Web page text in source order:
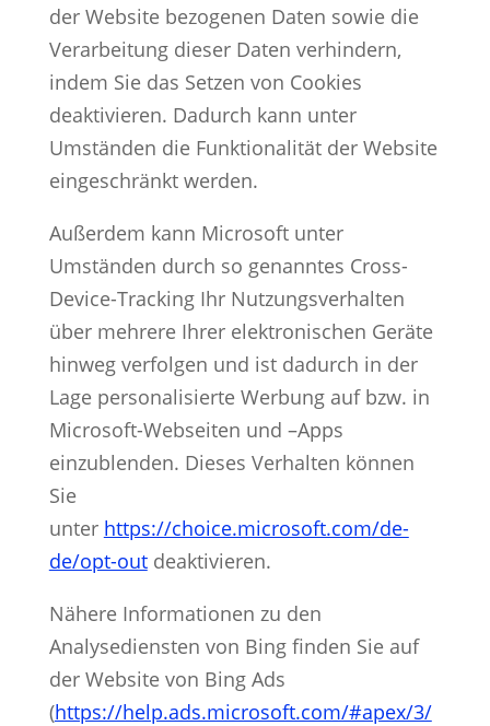
der Website bezogenen Daten sowie die
Verarbeitung dieser Daten verhindern,
indem Sie das Setzen von Cookies
deaktivieren. Dadurch kann unter
Umständen die Funktionalität der Website
eingeschränkt werden.
Außerdem kann Microsoft unter
Umständen durch so genanntes Cross-
Device-Tracking Ihr Nutzungsverhalten
über mehrere Ihrer elektronischen Geräte
hinweg verfolgen und ist dadurch in der
Lage personalisierte Werbung auf bzw. in
Microsoft-Webseiten und –Apps
einzublenden. Dieses Verhalten können
Sie
unter https://choice.microsoft.com/de-
de/opt-outdeaktivieren.
Nähere Informationen zu den
Analysediensten von Bing finden Sie auf
der Website von Bing Ads
(https://help.ads.microsoft.com/#apex/3/